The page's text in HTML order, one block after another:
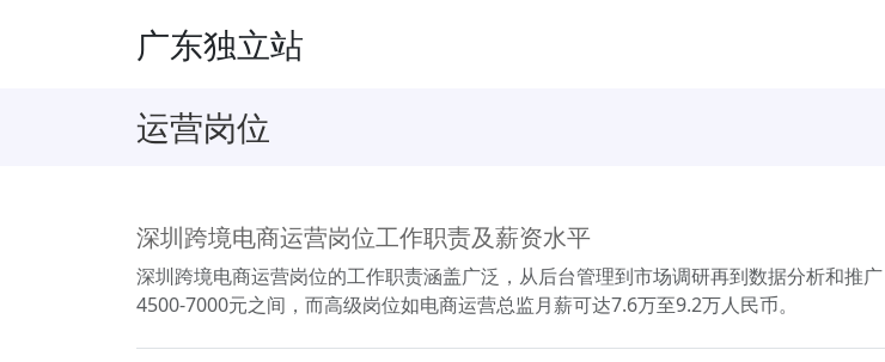
广东独立站
运营岗位
深圳跨境电商运营岗位工作职责及薪资水平
深圳跨境电商运营岗位的工作职责涵盖广泛，从后台管理到市场调研再到数据分析和推
4500-7000元之间，而高级岗位如电商运营总监月薪可达7.6万至9.2万人民币。